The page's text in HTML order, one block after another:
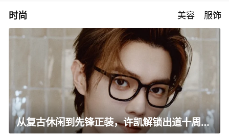
时尚 美容 服饰
从复古休闲到先锋正装，许凯解锁出道十周年大片